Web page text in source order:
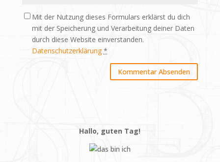
Mit der Nutzung dieses Formulars erklärst du dich
mit der Speicherung und Verarbeitung deiner Daten
durch diese Website einverstanden.
Datenschutzerklärung *
Hallo, guten Tag!